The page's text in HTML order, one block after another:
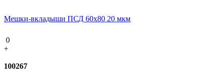
Мешки-вкладыши ПСД 60x80 20 мкм
0
+
100267